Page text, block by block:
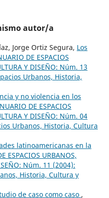
autor/a
Jorge Ortiz Segura, Los
DE ESPACIOS
Y DISEÑO: Núm. 13
Urbanos, Historia,
y no violencia en los
DE ESPACIOS
Y DISEÑO: Núm. 04
Urbanos, Historia, Cultura
latinoamericanas en la
ESPACIOS URBANOS,
Núm. 11 (2004):
Historia, Cultura y
de caso como caso ,